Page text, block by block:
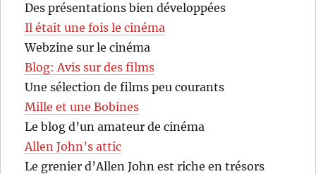
Des présentations bien développées
Il était une fois le cinéma
Webzine sur le cinéma
Blog: Avis sur des films
Une sélection de films peu courants
Mille et une Bobines
Le blog d’un amateur de cinéma
Allen John’s attic
Le grenier d’Allen John est riche en trésors